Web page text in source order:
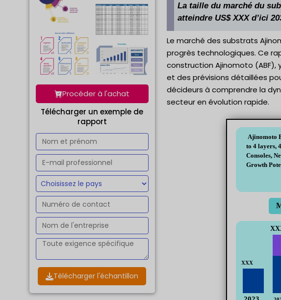
Procéder à l'achat
Télécharger un exemple de
rapport
Télécharger l'échantillon
La taille du marché du
atteindre US$ XXX d’ici
Le marché des substrats
progrès technologiques. Ce
construction Ajinomoto
et des prévisions détaillées
décideurs à comprendre la
secteur en évolution rapide.